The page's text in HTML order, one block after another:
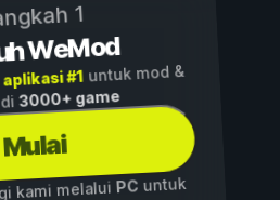
1
WeMod
aplikasi #1untuk mod &
di3000+ game
Mulai
kami melalui PCuntuk